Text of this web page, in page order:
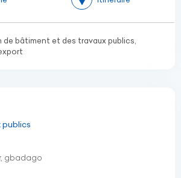
bâtiment et des travaux publics,
gbadago